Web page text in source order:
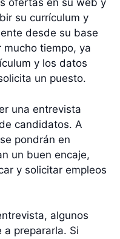
ofertas en su web y
su currículum y
desde su base
tiempo, ya
y los datos
un puesto.
una entrevista
candidatos. A
pondrán en
un buen encaje,
y solicitar empleos
algunos
prepararla. Si